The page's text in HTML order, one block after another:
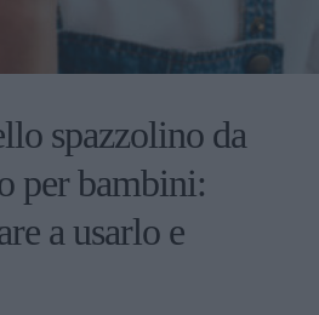
spazzolino da
per bambini:
a usarlo e